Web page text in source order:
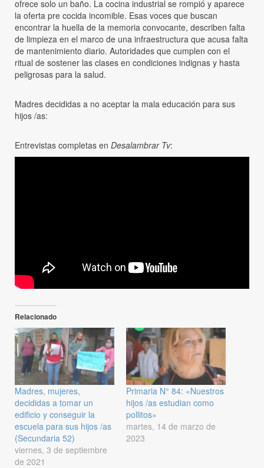
ofrece solo un baño. La cocina industrial se rompió y aparece
la oferta pre cocida incomible. Esas voces que buscan
encontrar la huella de la memoria convocante, describen falta
de limpieza en el marco de una infraestructura que acusa falta
de mantenimiento diario. Autoridades que cumplen con el
ritual de sostener las clases en condiciones indignas y hasta
peligrosas para la salud.
Madres decididas a no aceptar la mala educación para sus
hijos /as:
Entrevistas completas en Desalambrar Tv:
Relacionado
Madres, mujeres,
decididas a tomar un
edificio y conseguir la
escuela para sus hijos /as
(Secundaria 52)
viernes, 3 de septiembre
de 2021
Primaria N° 84: «Nuestros
hijos /as estudian como
pollitos»
martes, 14 de marzo de
2023